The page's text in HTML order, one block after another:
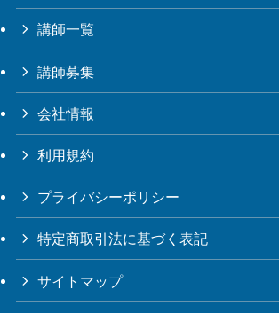
講師一覧
講師募集
会社情報
利用規約
プライバシーポリシー
特定商取引法に基づく表記
サイトマップ